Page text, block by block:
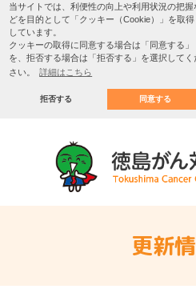
当サイトでは、利便性の向上や利用状況の把握
どを目的として「クッキー（Cookie）」を取得
しています。
クッキーの取得に同意する場合は「同意する」
を、拒否する場合は「拒否する」を選択してく
さい。
詳細はこちら
拒否する 同意する
更新